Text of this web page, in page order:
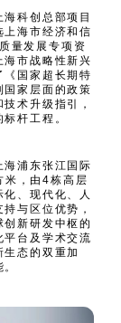
科创总部项目
上海市经济和信
量发展专项资
市战略性新兴
《国家超长期特
家层面的政策
术升级指引，
杆工程。
浦东张江国际
，由4栋高层
、现代化、人
与区位优势，
新研发中枢的
台及学术交流
态的双重加